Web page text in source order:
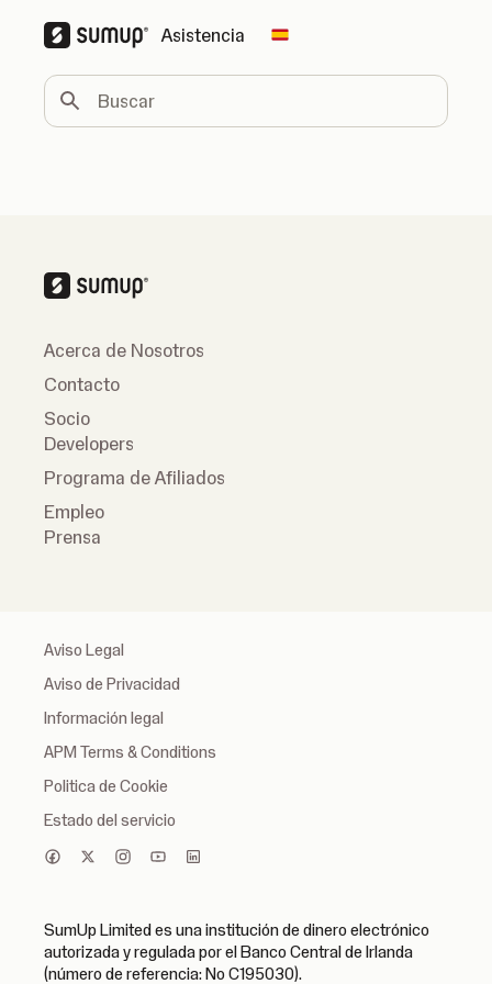
Asistencia Change country
Buscar
Acerca de Nosotros
Contacto
Socio
Developers
Programa de Afiliados
Empleo
Prensa
Aviso Legal
Aviso de Privacidad
Información legal
APM Terms & Conditions
Politica de Cookie
Estado del servicio
SumUp Limited es una institución de dinero electrónico
autorizada y regulada por el Banco Central de Irlanda
(número de referencia: No C195030).